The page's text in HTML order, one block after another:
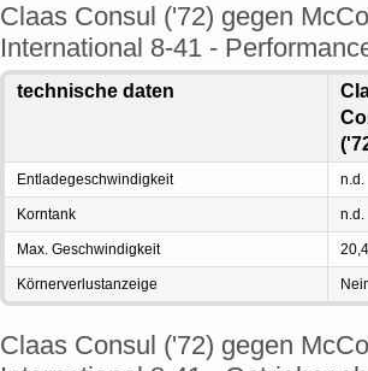
Claas Consul ('72) gegen
International 8-41 -
technische daten
Entladegeschwindigkeit n.d.
Korntank n.d.
Max. Geschwindigkeit
Körnerverlustanzeige
Claas Consul ('72) gegen